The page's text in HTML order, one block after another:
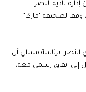
ناديه النصر
وفقا لصحيفة "ماركا"
النصر، برئاسة مسلي آل
إلى اتفاق رسمي معه،